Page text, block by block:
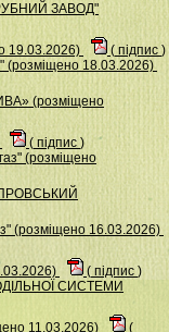
ЗАВОД"
19.03.2026)
( підпис)
(розміщено 18.03.2026)
(розміщено
( підпис )
(розміщено
ПРОВСЬКИЙ
(розміщено 16.03.2026)
( підпис )
СИСТЕМИ
11.03.2026)
(